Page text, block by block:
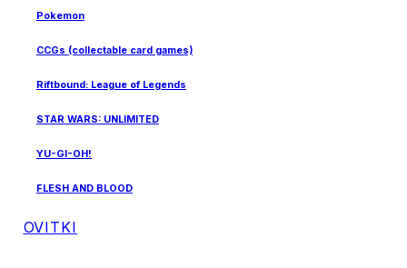
Pokemon
CCGs (collectable card games)
Riftbound: League of Legends
STAR WARS: UNLIMITED
YU-GI-OH!
FLESH AND BLOOD
OVITKI